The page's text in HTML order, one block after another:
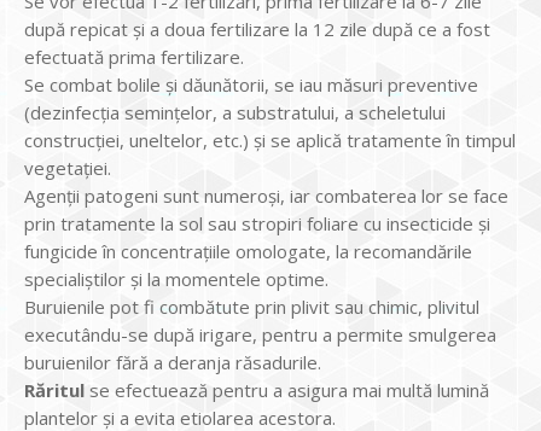
după repicat și a doua fertilizare la 12 zile după ce a fost
efectuată prima fertilizare.
Se combat bolile și dăunătorii, se iau măsuri preventive
(dezinfecția semințelor, a substratului, a scheletului
construcției, uneltelor, etc.) și se aplică tratamente în timpul
vegetației.
Agenții patogeni sunt numeroși, iar combaterea lor se face
prin tratamente la sol sau stropiri foliare cu insecticide şi
fungicide în concentraţiile omologate, la recomandările
specialiştilor şi la momentele optime.
Buruienile pot fi combătute prin plivit sau chimic, plivitul
executându-se după irigare, pentru a permite smulgerea
buruienilor fără a deranja răsadurile.
Răritul se efectuează pentru a asigura mai multă lumină
plantelor și a evita etiolarea acestora.